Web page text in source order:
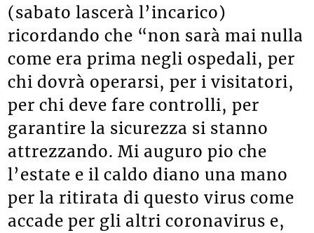
(sabato lascerà l’incarico)
ricordando che “non sarà mai nulla
come era prima negli ospedali, per
chi dovrà operarsi, per i visitatori,
per chi deve fare controlli, per
garantire la sicurezza si stanno
attrezzando. Mi auguro pio che
l’estate e il caldo diano una mano
per la ritirata di questo virus come
accade per gli altri coronavirus e,